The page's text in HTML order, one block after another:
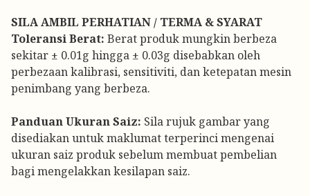
SILA AMBIL PERHATIAN / TERMA & SYARAT
Toleransi Berat: Berat produk mungkin berbeza
sekitar ± 0.01g hingga ± 0.03g disebabkan oleh
perbezaan kalibrasi, sensitiviti, dan ketepatan mesin
penimbang yang berbeza.
Panduan Ukuran Saiz: Sila rujuk gambar yang
disediakan untuk maklumat terperinci mengenai
ukuran saiz produk sebelum membuat pembelian
bagi mengelakkan kesilapan saiz.